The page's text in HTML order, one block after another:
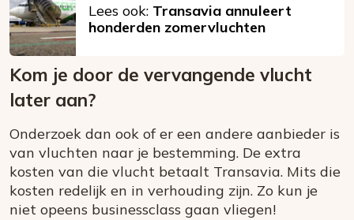
Lees ook: Transavia annuleert
honderden zomervluchten
Kom je door de vervangende vlucht
later aan?
Onderzoek dan ook of er een andere aanbieder is
van vluchten naar je bestemming. De extra
kosten van die vlucht betaalt Transavia. Mits die
kosten redelijk en in verhouding zijn. Zo kun je
niet opeens businessclass gaan vliegen!